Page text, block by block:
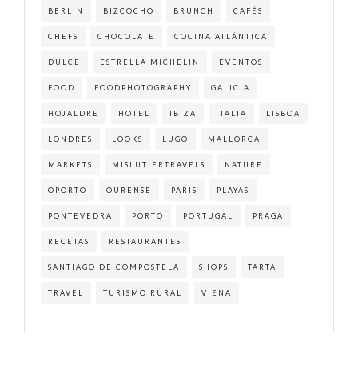
BERLIN BIZCOCHO BRUNCH CAFÉS
CHEFS CHOCOLATE COCINA ATLÁNTICA
DULCE ESTRELLA MICHELIN EVENTOS
FOOD FOODPHOTOGRAPHY GALICIA
HOJALDRE HOTEL IBIZA ITALIA LISBOA
LONDRES LOOKS LUGO MALLORCA
MARKETS MISLUTIERTRAVELS NATURE
OPORTO OURENSE PARIS PLAYAS
PONTEVEDRA PORTO PORTUGAL PRAGA
RECETAS RESTAURANTES
SANTIAGO DE COMPOSTELA SHOPS TARTA
TRAVEL TURISMO RURAL VIENA